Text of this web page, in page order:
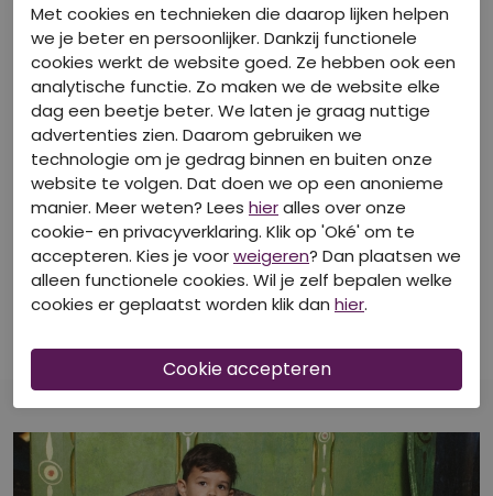
40-50-60% korting
FLINQ
Z10611/Sven Acid Blauw
€ 9,99
Met cookies en technieken die daarop lijken helpen
we je beter en persoonlijker. Dankzij functionele
cookies werkt de website goed. Ze hebben ook een
analytische functie. Zo maken we de website elke
dag een beetje beter. We laten je graag nuttige
advertenties zien. Daarom gebruiken we
technologie om je gedrag binnen en buiten onze
website te volgen. Dat doen we op een anonieme
manier. Meer weten? Lees hieralles over onze
cookie- en privacyverklaring. Klik op 'Oké' om te
accepteren. Kies je voorweigeren? Dan plaatsen we
alleen functionele cookies. Wil je zelf bepalen welke
cookies er geplaatst worden klik dan hier.